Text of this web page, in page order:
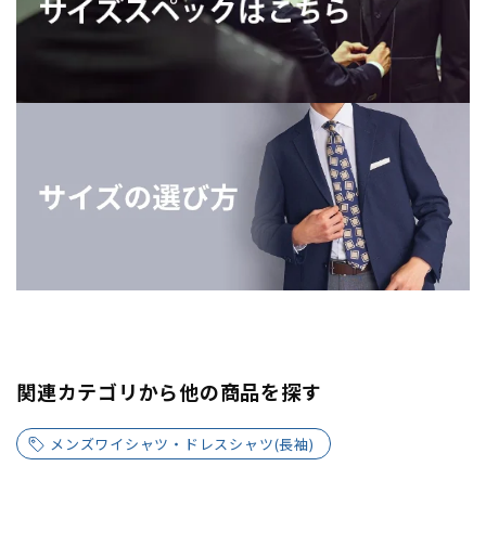
関連カテゴリから他の商品を探す
メンズワイシャツ・ドレスシャツ(長袖)